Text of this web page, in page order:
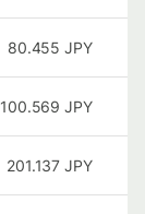
80.455 JPY
100.569 JPY
201.137 JPY